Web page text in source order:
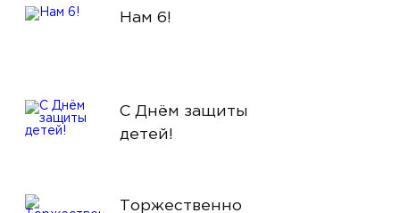
Нам 6!
С Днём защиты
детей!
Торжественно